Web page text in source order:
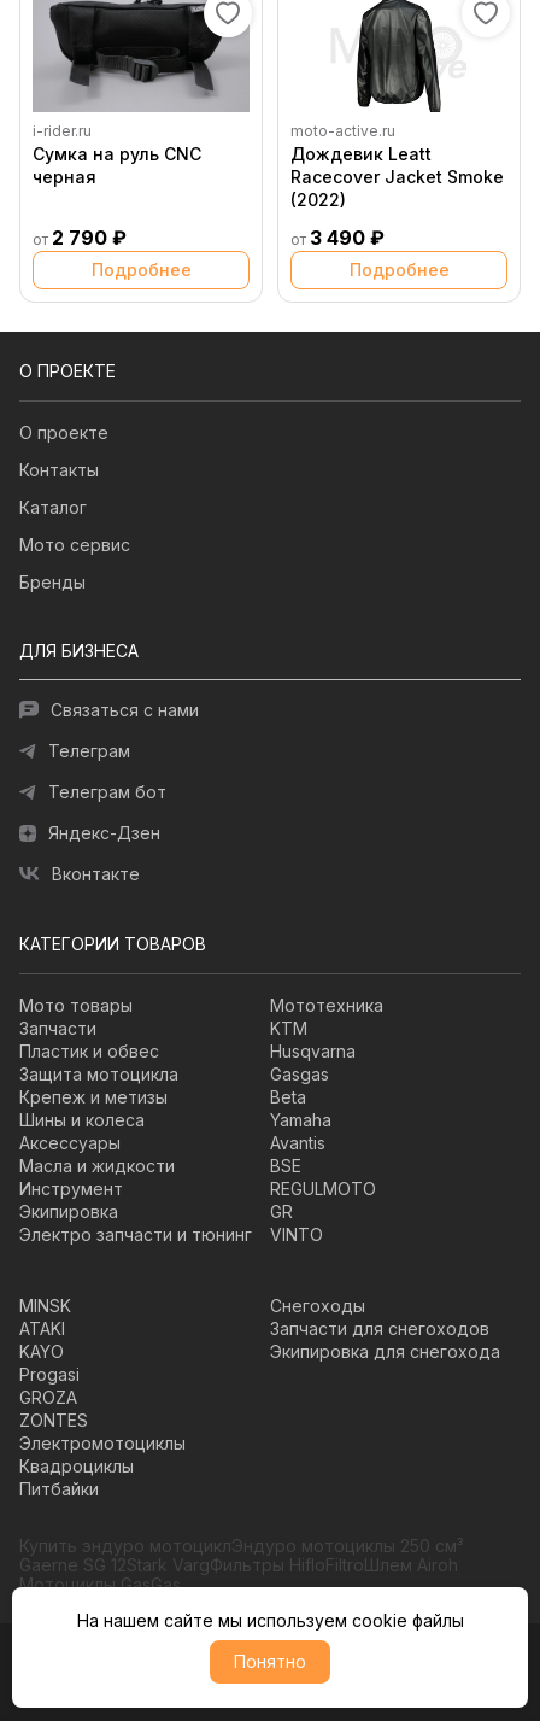
i-rider.ru
Сумка на руль CNC
черная
от 2 790 ₽
Подробнее
moto-active.ru
Дождевик Leatt
Racecover Jacket Smoke
(2022)
от 3 490 ₽
Подробнее
О ПРОЕКТЕ
О проекте
Контакты
Каталог
Мото сервис
Бренды
ДЛЯ БИЗНЕСА
Связаться с нами
Телеграм
Телеграм бот
Яндекс-Дзен
Вконтакте
КАТЕГОРИИ ТОВАРОВ
Мото товары
Запчасти
Пластик и обвес
Защита мотоцикла
Крепеж и метизы
Шины и колеса
Аксессуары
Масла и жидкости
Инструмент
Экипировка
Электро запчасти и тюнинг
Мототехника
KTM
Husqvarna
Gasgas
Beta
Yamaha
Avantis
BSE
REGULMOTO
GR
VINTO
MINSK
ATAKI
KAYO
Progasi
GROZA
ZONTES
Электромотоциклы
Квадроциклы
Питбайки
Снегоходы
Запчасти для снегоходов
Экипировка для снегохода
Купить эндуро мотоциклЭндуро мотоциклы 250 см³
Gaerne SG 12Stark VargФильтры HifloFiltroШлем Airoh
Мотоциклы GasGas
© Moto365, Все права защищены
Политика обратботки персональных данных
На нашем сайте мы используем cookie файлы
Понятно